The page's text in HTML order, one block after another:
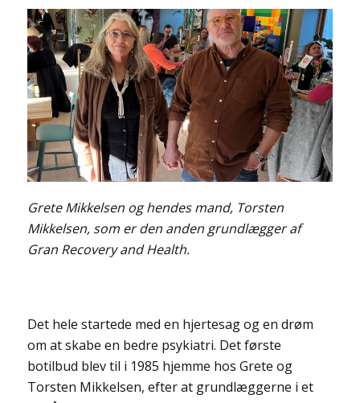
Grete Mikkelsen og hendes mand, Torsten
Mikkelsen, som er den anden grundlægger af
Gran Recovery and Health.
Det hele startede med en hjertesag og en drøm
om at skabe en bedre psykiatri. Det første
botilbud blev til i 1985 hjemme hos Grete og
Torsten Mikkelsen, efter at grundlæggerne i et